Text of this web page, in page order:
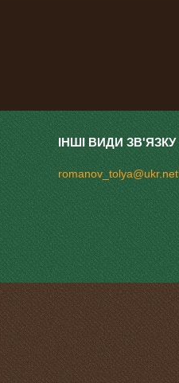
romanov_tolya@ukr.net